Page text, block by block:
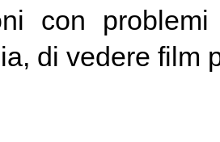
con
di vedere film